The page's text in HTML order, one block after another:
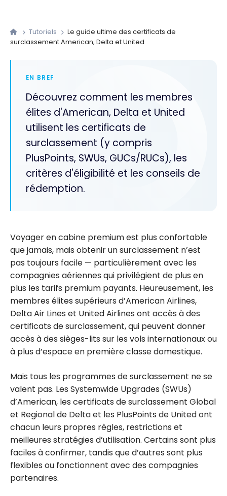
Tutoriels
Le guide ultime des certificats de
surclassement American, Delta et United
EN BREF
Découvrez comment les membres
élites d'American, Delta et United
utilisent les certificats de
surclassement (y compris
PlusPoints, SWUs, GUCs/RUCs), les
critères d'éligibilité et les conseils de
rédemption.
Voyager en cabine premium est plus confortable
que jamais, mais obtenir un surclassement n’est
pas toujours facile — particulièrement avec les
compagnies aériennes qui privilégient de plus en
plus les tarifs premium payants. Heureusement, les
membres élites supérieurs d’American Airlines,
Delta Air Lines et United Airlines ont accès à des
certificats de surclassement, qui peuvent donner
accès à des sièges-lits sur les vols internationaux ou
à plus d’espace en première classe domestique.
Mais tous les programmes de surclassement ne se
valent pas. Les Systemwide Upgrades (SWUs)
d’American, les certificats de surclassement Global
et Regional de Delta et les PlusPoints de United ont
chacun leurs propres règles, restrictions et
meilleures stratégies d’utilisation. Certains sont plus
faciles à confirmer, tandis que d’autres sont plus
flexibles ou fonctionnent avec des compagnies
partenaires.